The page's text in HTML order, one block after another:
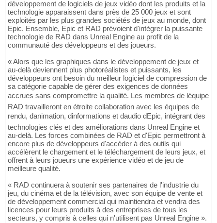
développement de logiciels de jeux vidéo dont les produits et la
technologie apparaissent dans près de 25 000 jeux et sont
exploités par les plus grandes sociétés de jeux au monde, dont
Epic. Ensemble, Epic et RAD prévoient d'intégrer la puissante
technologie de RAD dans Unreal Engine au profit de la
communauté des développeurs et des joueurs.
« Alors que les graphiques dans le développement de jeux et
au-delà deviennent plus photoréalistes et puissants, les
développeurs ont besoin du meilleur logiciel de compression de
sa catégorie capable de gérer des exigences de données
accrues sans compromettre la qualité. Les membres de léquipe
RAD travailleront en étroite collaboration avec les équipes de
rendu, danimation, dinformations et daudio dEpic, intégrant des
technologies clés et des améliorations dans Unreal Engine et
au-delà. Les forces combinées de RAD et d'Epic permettront à
encore plus de développeurs d'accéder à des outils qui
accélèrent le chargement et le téléchargement de leurs jeux, et
offrent à leurs joueurs une expérience vidéo et de jeu de
meilleure qualité.
« RAD continuera à soutenir ses partenaires de l'industrie du
jeu, du cinéma et de la télévision, avec son équipe de vente et
de développement commercial qui maintiendra et vendra des
licences pour leurs produits à des entreprises de tous les
secteurs, y compris à celles qui n'utilisent pas Unreal Engine ».